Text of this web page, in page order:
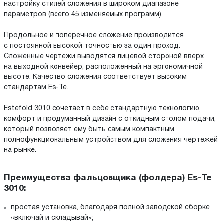
настройку стилей сложения в широком диапазоне
параметров (всего 45 изменяемых программ).
Продольное и поперечное сложение производится
с постоянной высокой точностью за один проход.
Сложенные чертежи выводятся лицевой стороной вверх
на выходной конвейер, расположенный на эргономичной
высоте. Качество сложения соответствует высоким
стандартам Es-Te.
Estefold 3010 сочетает в себе стандартную технологию,
комфорт и продуманный дизайн с откидным столом подачи,
который позволяет ему быть самым компактным
полнофункциональным устройством для сложения чертежей
на рынке.
Преимущества фальцовщика (фолдера) Es-Te
3010:
простая установка, благодаря полной заводской сборке
«включай и складывай»;